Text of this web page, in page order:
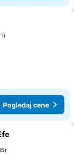
Pogledaj cene